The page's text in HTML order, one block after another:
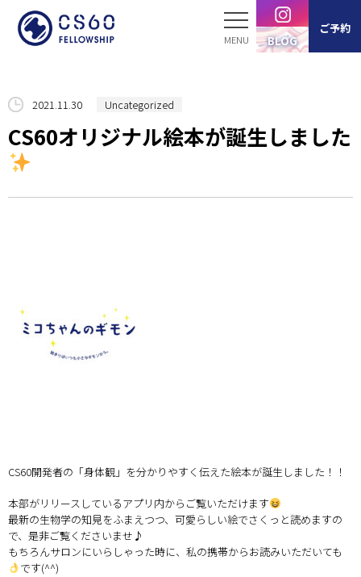
サービス案内
BLOG
ご予約
2021.11.30 Uncategorized
CS60オリジナル絵本が誕生しました
CS60開発者の「身体観」を分かりやすく伝えた絵本が誕生しました！！
本部がリリースしているアプリ内からご覧いただけます
最新の生物学の知見をふまえつつ、可愛らしい絵でさくっと読めますの
で、是非ご覧くださいませ♪
もちろんサロンにいらしゃった時に、私の携帯からお読みいただいても
です(^^)